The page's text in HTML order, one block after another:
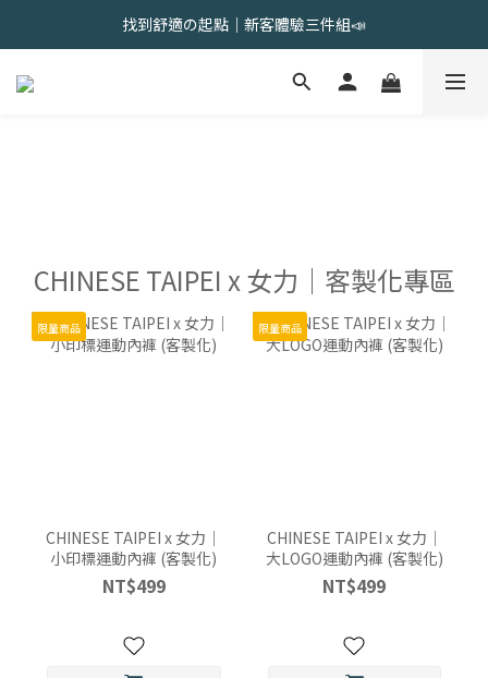
會員限定 | 女內褲任選3件現折120元，6件現折350元
找到舒適の起點｜新客體驗三件組📣
會員限定 | 女內褲任選3件現折120元，6件現折350元
CHINESE TAIPEI x 女力｜客製化專區
限量商品
CHINESE TAIPEI x 女力｜
小印標運動內褲 (客製化)
NT$499
限量商品
CHINESE TAIPEI x 女力｜
大LOGO運動內褲 (客製化)
NT$499